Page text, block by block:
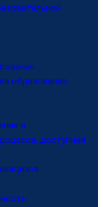
образования
и
доступная